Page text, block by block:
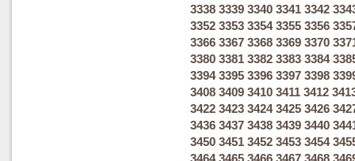
3338 3339 3340 3341 3342
3352 3353 3354 3355 3356
3366 3367 3368 3369 3370
3380 3381 3382 3383 3384
3394 3395 3396 3397 3398
3408 3409 3410 3411 3412
3422 3423 3424 3425 3426
3436 3437 3438 3439 3440
3450 3451 3452 3453 3454
3464 3465 3466 3467 3468